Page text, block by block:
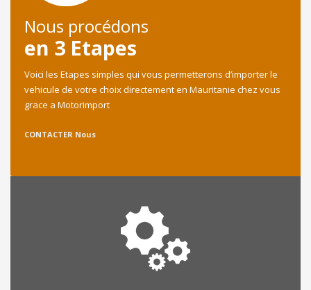
Nous procédons
en 3 Etapes
Voici les Etapes simples qui vous permetterons d’importer le
vehicule de votre choix directement en Mauritanie chez vous
grace a Motorimport
CONTACTER Nous